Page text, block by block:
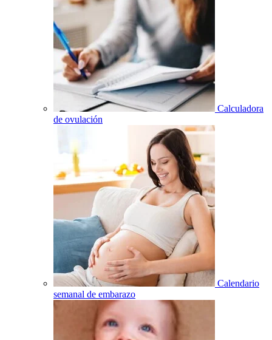
Calculadora
de ovulación
Calendario
semanal de embarazo